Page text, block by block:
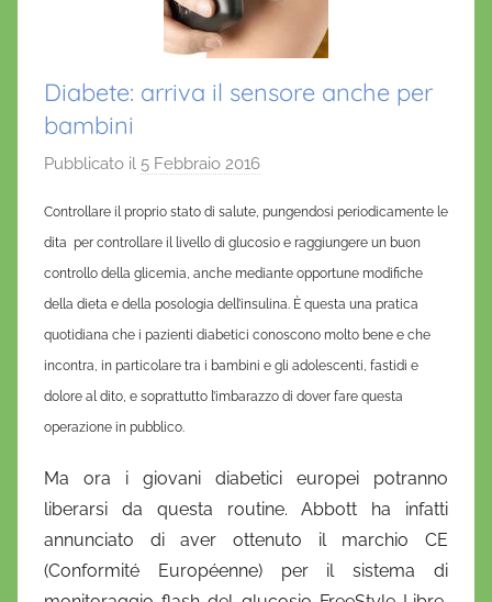
Diabete: arriva il sensore anche per
bambini
Pubblicato il 5 Febbraio 2016
D
a
n
i
e
l
a
O
n
o
f
Controllare il proprio stato di salute, pungendosi periodicamente le
dita per controllare il livello di glucosio e raggiungere un buon
controllo della glicemia, anche mediante opportune modifiche
della dieta e della posologia dell’insulina. È questa una pratica
quotidiana che i pazienti diabetici conoscono molto bene e che
incontra, in particolare tra i bambini e gli adolescenti, fastidi e
dolore al dito, e soprattutto l’imbarazzo di dover fare questa
operazione in pubblico.
Ma ora i giovani diabetici europei potranno
liberarsi da questa routine. Abbott ha infatti
annunciato di aver ottenuto il marchio CE
(Conformité Européenne) per il sistema di